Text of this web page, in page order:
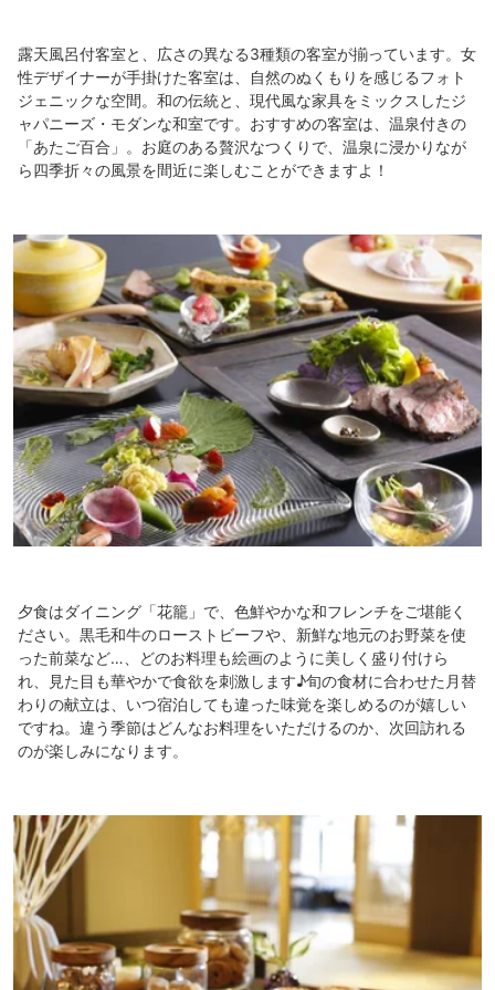
露天風呂付客室と、広さの異なる3種類の客室が揃っています。女
性デザイナーが手掛けた客室は、自然のぬくもりを感じるフォト
ジェニックな空間。和の伝統と、現代風な家具をミックスしたジ
ャパニーズ・モダンな和室です。おすすめの客室は、温泉付きの
「あたご百合」。お庭のある贅沢なつくりで、温泉に浸かりなが
ら四季折々の風景を間近に楽しむことができますよ！
夕食はダイニング「花籠」で、色鮮やかな和フレンチをご堪能く
ださい。黒毛和牛のローストビーフや、新鮮な地元のお野菜を使
った前菜など…、どのお料理も絵画のように美しく盛り付けら
れ、見た目も華やかで食欲を刺激します♪旬の食材に合わせた月替
わりの献立は、いつ宿泊しても違った味覚を楽しめるのが嬉しい
ですね。違う季節はどんなお料理をいただけるのか、次回訪れる
のが楽しみになります。